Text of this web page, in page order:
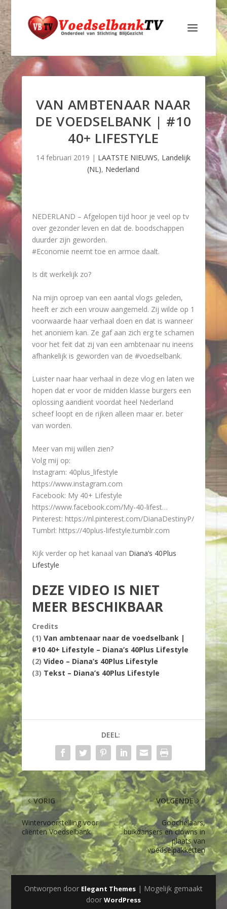
VAN AMBTENAAR NAAR
DE VOEDSELBANK | #10
40+ LIFESTYLE
14 februari 2019 | LAATSTE NIEUWS, Landelijk
(NL), Nederland
NEDERLAND – Afgelopen tijd hoor je veel op tv
over gezonder leven en dat de. boodschappen
duurder zijn geworden.
#Economie neemt toe en armoe daalt.
Is dit werkelijk zo?
Na mijn oproep van een aantal vlogs geleden,
heeft er zich een vrouw aangemeld. Zij wilde op 1
voorwaarde haar verhaal doen en dat is wanneer
het anoniem kan. Ze gaf aan zich erg te schamen
voor het feit dat zij van een ambtenaar nu ineens
afhankelijk is geworden van de #voedselbank.
Luister naar haar verhaal in deze vlog en laten we
hopen dat er voor de midden klasse burgers een
oplossing aandient voordat heel Nederland
scheef loopt en de rijken alleen maar er. beter
van worden.
Meer van mij willen zien?
Volg mij op:
Instagram: 40plus_lifestyle
https://www.instagram.com
Facebook: My 40+ Lifestyle
https://www.facebook.com/My-40-lifest…
Pinterest: https://nl.pinterest.com/DianaDestinyP/
Tumbrl: https://40plus-lifestyle.tumblr.com
Kijk verder op het kanaal van Diana’s 40Plus
Lifestyle
DEZE VIDEO IS NIET
MEER BESCHIKBAAR
Credits
(1) Van ambtenaar naar de voedselbank |
#10 40+ Lifestyle – Diana’s 40Plus Lifestyle
(2) Video – Diana’s 40Plus Lifestyle
(3) Tekst – Diana’s 40Plus Lifestyle
DEEL:
VORIG
Wintervoorstelling voor
cliënten Voedselbank
VOLGENDE
Goochelaars,
buikdansers en clowns in
plaats van
voedselpakketten
Ontworpen door Elegant Themes| Mogelijk gemaakt
door WordPress